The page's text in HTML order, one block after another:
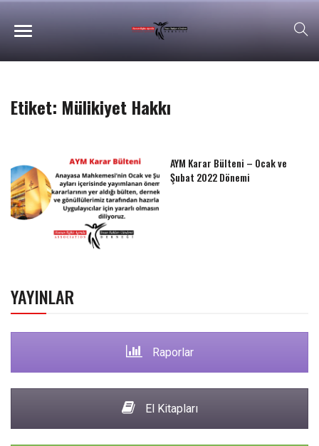
Etiket: Mülikiyet Hakkı
AYM Karar Bülteni – Ocak ve
Şubat 2022 Dönemi
YAYINLAR
Raporlar
El Kitapları